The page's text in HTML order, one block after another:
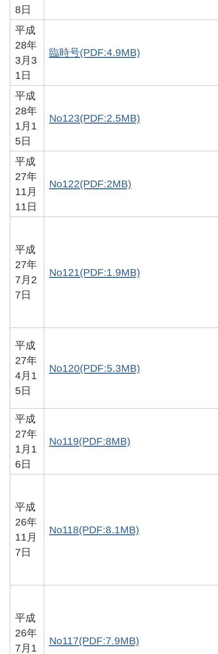
8日
平成
28年
3月3
1日
臨時号(PDF:4.9MB)
平成
28年
1月1
5日
No123(PDF:2.5MB)
平成
27年
11月
11日
No122(PDF:2MB)
平成
27年
7月2
7日
No121(PDF:1.9MB)
平成
27年
4月1
5日
No120(PDF:5.3MB)
平成
27年
1月1
6日
No119(PDF:8MB)
平成
26年
11月
7日
No118(PDF:8.1MB)
平成
26年
7月1
No117(PDF:7.9MB)